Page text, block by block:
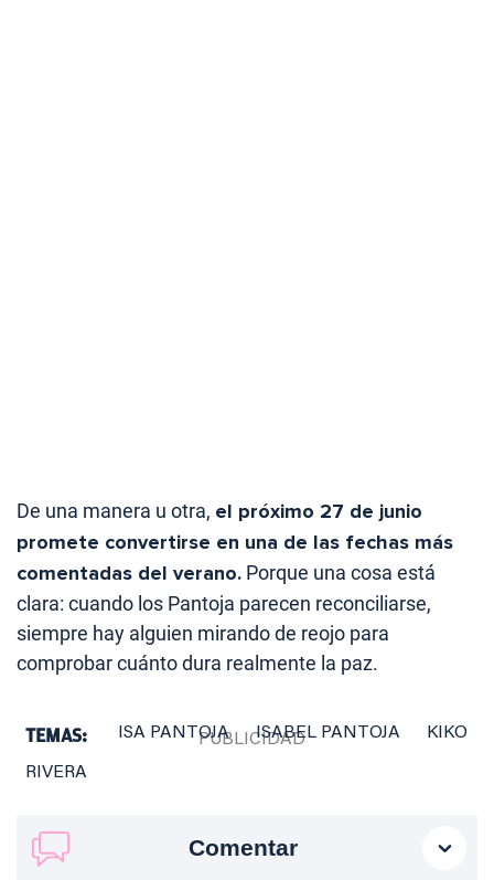
De una manera u otra, el próximo 27 de junio
promete convertirse en una de las fechas más
comentadas del verano. Porque una cosa está
clara: cuando los Pantoja parecen reconciliarse,
siempre hay alguien mirando de reojo para
comprobar cuánto dura realmente la paz.
TEMAS: ISA PANTOJA ISABEL PANTOJA KIKO
RIVERA
Comentar